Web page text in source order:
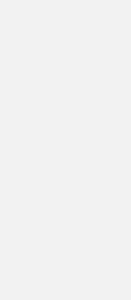
сайта.
и